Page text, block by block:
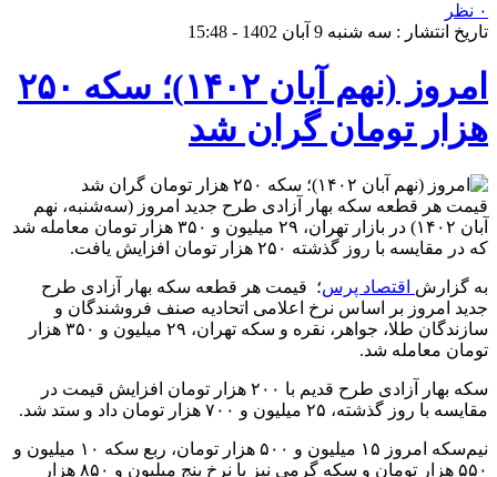
۰ نظر
تاریخ انتشار : سه شنبه 9 آبان 1402 - 15:48
امروز (نهم آبان ۱۴۰۲)؛ سکه ۲۵۰
هزار تومان گران شد
قیمت هر قطعه سکه بهار آزادی طرح جدید امروز (سه‌شنبه، نهم
آبان ۱۴۰۲) در بازار تهران، ۲۹ میلیون و ۳۵۰ هزار تومان معامله شد
که در مقایسه با روز گذشته ۲۵۰ هزار تومان افزایش یافت.
به گزارش اقتصاد پرس؛ قیمت هر قطعه سکه بهار آزادی طرح
جدید امروز بر اساس نرخ اعلامی اتحادیه صنف فروشندگان و
سازندگان طلا، جواهر، نقره و سکه تهران، ۲۹ میلیون و ۳۵۰ هزار
تومان معامله شد.
سکه بهار آزادی طرح قدیم با ۲۰۰ هزار تومان افزایش قیمت در
مقایسه با روز گذشته، ۲۵ میلیون و ۷۰۰ هزار تومان داد و ستد شد.
نیم‌سکه امروز ۱۵ میلیون و ۵۰۰ هزار تومان، ربع سکه ۱۰ میلیون و
۵۵۰ هزار تومان و سکه گرمی نیز با نرخ پنج میلیون و ۸۵۰ هزار